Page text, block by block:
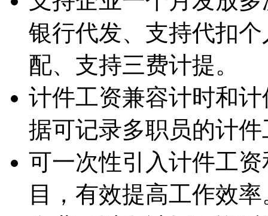
银行代发、支持代扣
配、支持三费计提。
计件工资兼容计时和
据可记录多职员的计
可一次性引入计件工
目，有效提高工作效率